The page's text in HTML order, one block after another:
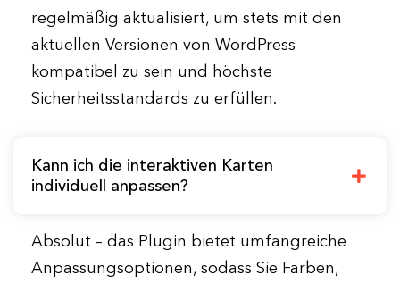
regelmäßig aktualisiert, um stets mit den
aktuellen Versionen von WordPress
kompatibel zu sein und höchste
Sicherheitsstandards zu erfüllen.
Kann ich die interaktiven Karten
individuell anpassen?
Absolut – das Plugin bietet umfangreiche
Anpassungsoptionen, sodass Sie Farben,